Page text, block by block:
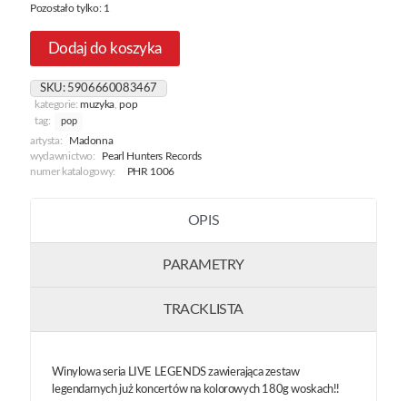
Pozostało tylko: 1
Dodaj do koszyka
SKU: 5906660083467
kategorie:muzyka,pop
tag:
pop
artysta:
Madonna
wydawnictwo:
Pearl Hunters Records
numer katalogowy:
PHR 1006
OPIS
PARAMETRY
TRACKLISTA
Winylowa seria LIVE LEGENDS zawierająca zestaw
legendarnych już koncertów na kolorowych 180g woskach!!